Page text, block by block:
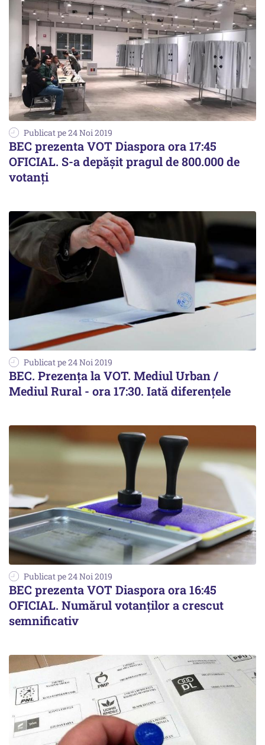
Publicat pe 24 Noi 2019
BEC prezenta VOT Diaspora ora 17:45
OFICIAL. S-a depășit pragul de 800.000 de
votanți
Publicat pe 24 Noi 2019
BEC. Prezența la VOT. Mediul Urban /
Mediul Rural - ora 17:30. Iată diferențele
Publicat pe 24 Noi 2019
BEC prezenta VOT Diaspora ora 16:45
OFICIAL. Numărul votanților a crescut
semnificativ